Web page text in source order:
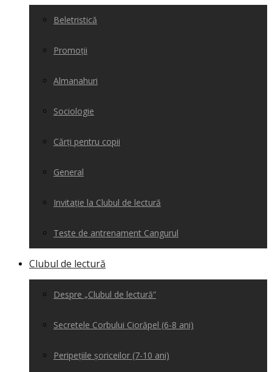
Beletristică
Promoții
Almanahuri
Sociologie
Cărți pentru copii
General
Invitație la Clubul de lectură
Teste de antrenament Cangurul
Clubul de lectură
Despre „Clubul de lectură”
Secretele Corbului Ciorăpel (6-8 ani)
Peripețiile șoriceilor (7-10 ani)